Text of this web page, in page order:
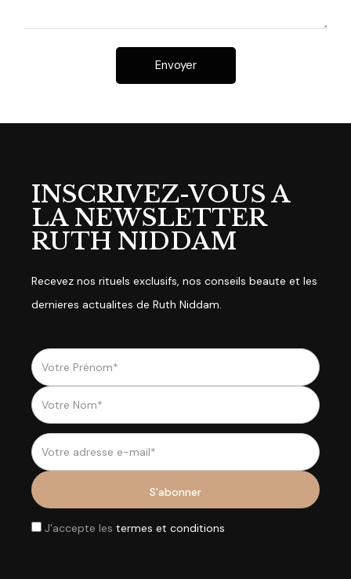
Envoyer
INSCRIVEZ-VOUS A
LA NEWSLETTER
RUTH NIDDAM
Recevez nos rituels exclusifs, nos conseils beaute et les
dernieres actualites de Ruth Niddam.
J'accepte les termes et conditions